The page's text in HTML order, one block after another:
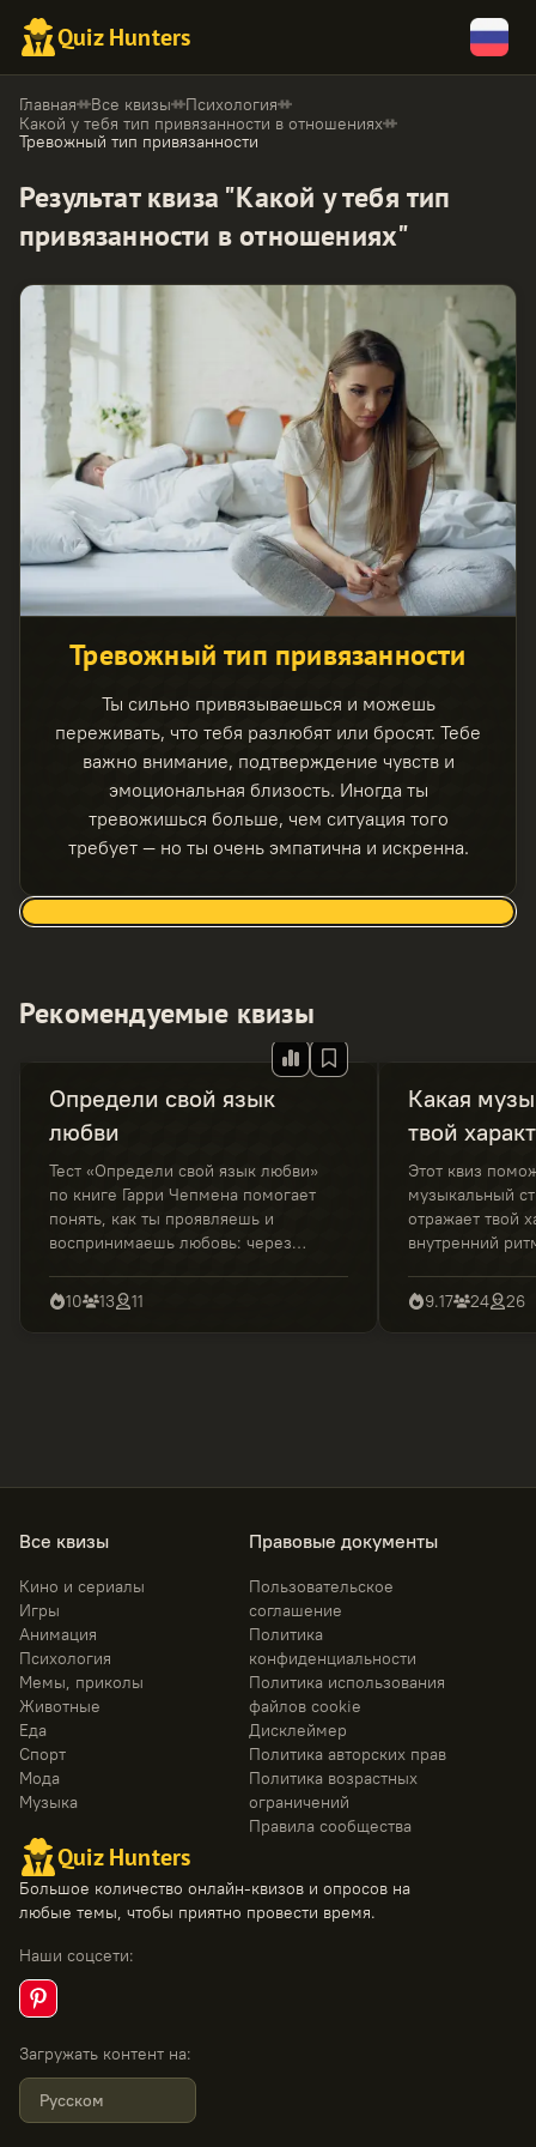
Quiz Hunters
Главная Все квизы
Психология
Какой у тебя тип привязанности в отношениях
Тревожный тип привязанности
Результат квиза "Какой у тебя тип
привязанности в отношениях"
Тревожный тип привязанности
Ты сильно привязываешься и можешь
переживать, что тебя разлюбят или бросят. Тебе
важно внимание, подтверждение чувств и
эмоциональная близость. Иногда ты
тревожишься больше, чем ситуация того
требует — но ты очень эмпатична и искренна.
Рекомендуемые квизы
Определи свой язык
любви
Тест «Определи свой язык любви»
по книге Гарри Чепмена помогает
понять, как ты проявляешь и
воспринимаешь любовь: через
прикосновения. Короткий тест с
понятной расшифровкой
результатов.
10 13 11
Какая
твой
Этот квиз
музыкальный
отражает твой
внутренний
взглядах — и
звучит с тобой
9.17 24 26
Quiz Hunters
Большое количество онлайн-квизов и опросов на
любые темы, чтобы приятно провести время.
Наши соцсети:
Загружать контент на:
Русском
Все квизы
Кино и сериалы
Игры
Анимация
Психология
Мемы, приколы
Животные
Еда
Спорт
Мода
Музыка
Правовые документы
Пользовательское
соглашение
Политика
конфиденциальности
Политика использования
файлов cookie
Дисклеймер
Политика авторских прав
Политика возрастных
ограничений
Правила сообщества